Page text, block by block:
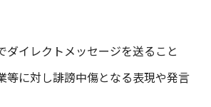
ダイレクトメッセージを送ること
等に対し誹謗中傷となる表現や発言